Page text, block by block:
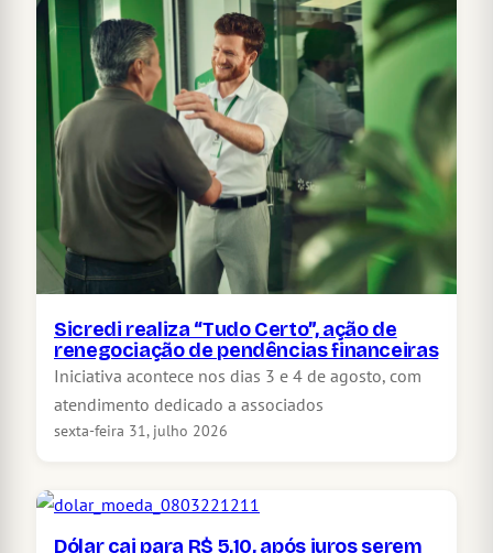
Sicredi realiza “Tudo Certo”, ação de
renegociação de pendências financeiras
Iniciativa acontece nos dias 3 e 4 de agosto, com
atendimento dedicado a associados
sexta-feira 31, julho 2026
Dólar cai para R$ 5,10, após juros serem